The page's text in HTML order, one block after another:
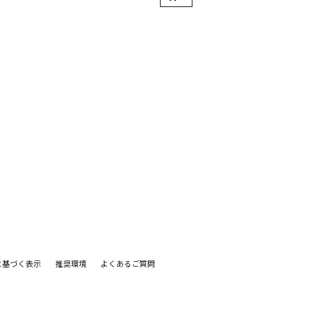
づく表示 推奨環境 よくあるご質問